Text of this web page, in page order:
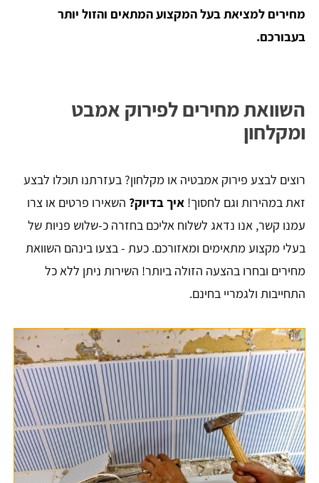
מחירים למציאת בעל המקצוע המתאים והזול יותר
בעבורכם.
השוואת מחירים לפירוק אמבט
ומקלחון
רוצים לבצע פירוק אמבטיה או מקלחון? בעזרתנו תוכלו לבצע
זאת במהירות וגם לחסוך! איך בדיוק? השאירו פרטים או צרו
עמנו קשר, אנו נדאג לשלוח אליכם בחזרה כ-שלוש פניות של
בעלי מקצוע מתאימים ומאזורכם. כעת - בצעו בינהם השוואת
מחירים ובחרו בהצעה הזולה ביותר! השירות ניתן ללא כל
התחייבות ולגמריי בחינם.